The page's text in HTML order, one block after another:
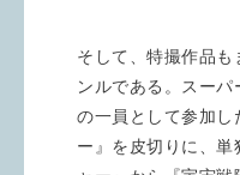
そして、特撮作品も
ンルである。スー
の一員として参加し
ー』を皮切りに、単